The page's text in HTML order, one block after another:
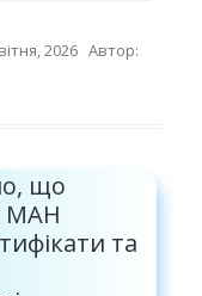
2026 Автор:
що
МАН
та